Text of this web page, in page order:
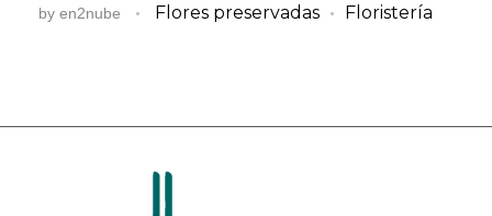
by en2nube Flores preservadas Floristería